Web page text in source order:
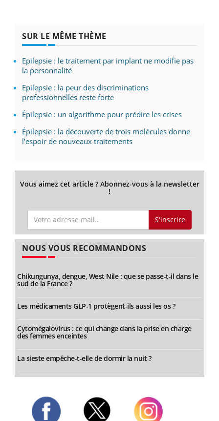
SUR LE MÊME THÈME
Epilepsie : le traitement par implant ne modifie pas
la personnalité
Epilepsie : la peur des discriminations
professionnelles reste forte
Épilepsie : un algorithme pour prédire les crises
Épilepsie : la découverte de trois molécules donne
l’espoir de nouveaux traitements
Vous aimez cet article ? Abonnez-vous à la newsletter
!
S'inscrire
NOUS VOUS RECOMMANDONS
Chikungunya, dengue, West Nile : que se passe-t-il dans le
sud de la France ?
Les médicaments GLP-1 protègent-ils aussi les os ?
Cytomégalovirus : ce qui change dans la prise en charge
des femmes enceintes
La sieste empêche-t-elle de dormir la nuit ?